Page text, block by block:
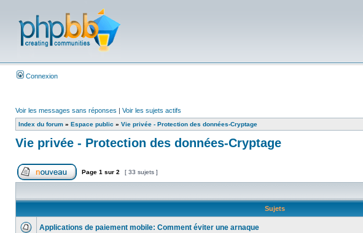
Connexion
Voir les messages sans réponses | Voir les sujets actifs
Index du forum » Espace public » Vie privée - Protection des données-Cryptage
Vie privée - Protection des données-Cryptage
Page 1 sur 2 [ 33 sujets ]
Sujets
Applications de paiement mobile: Comment éviter une arnaque